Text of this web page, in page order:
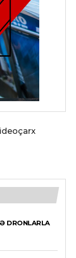
DRONLARLA